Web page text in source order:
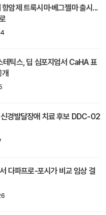
암제 트룩시마·베그젤마 출시...
테틱스, 딥 심포지엄서 CaHA 표
경발달장애 치료 후보 DDC-02
다파프로-포시가 비교 임상 결